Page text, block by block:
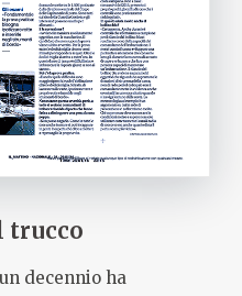
trucco
decennio ha